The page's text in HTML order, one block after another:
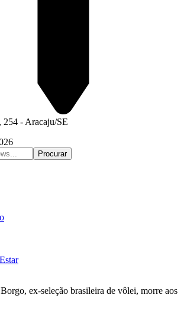
254 - Aracaju/SE
ex-seleção brasileira de vôlei, morre aos